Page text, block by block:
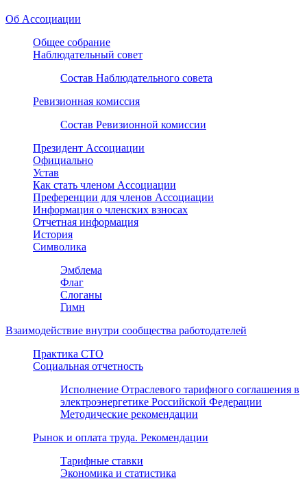
Об Ассоциации
Общее собрание
Наблюдательный совет
Состав Наблюдательного совета
Ревизионная комиссия
Состав Ревизионной комиссии
Президент Ассоциации
Официально
Устав
Как стать членом Ассоциации
Преференции для членов Ассоциации
Информация о членских взносах
Отчетная информация
История
Символика
Эмблема
Флаг
Слоганы
Гимн
Взаимодействие внутри сообщества работодателей
Практика СТО
Социальная отчетность
Исполнение Отраслевого тарифного соглашения в
электроэнергетике Российской Федерации
Методические рекомендации
Рынок и оплата труда. Рекомендации
Тарифные ставки
Экономика и статистика